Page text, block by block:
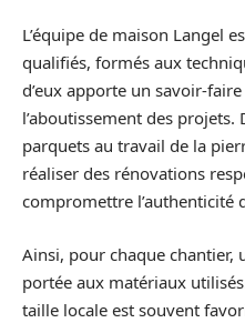
L’équipe de maison Langel
qualifiés, formés aux
d’eux apporte un savoir-
l’aboutissement des
parquets au travail de la
réaliser des rénovations
compromettre l’authenticité
Ainsi, pour chaque chantier,
portée aux matériaux
taille locale est souvent